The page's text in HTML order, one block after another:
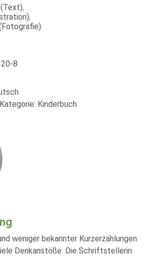
(Text),
,
8
Kinderbuch
weniger bekannter Kurzerzählungen
Denkanstöße. Die Schriftstellerin